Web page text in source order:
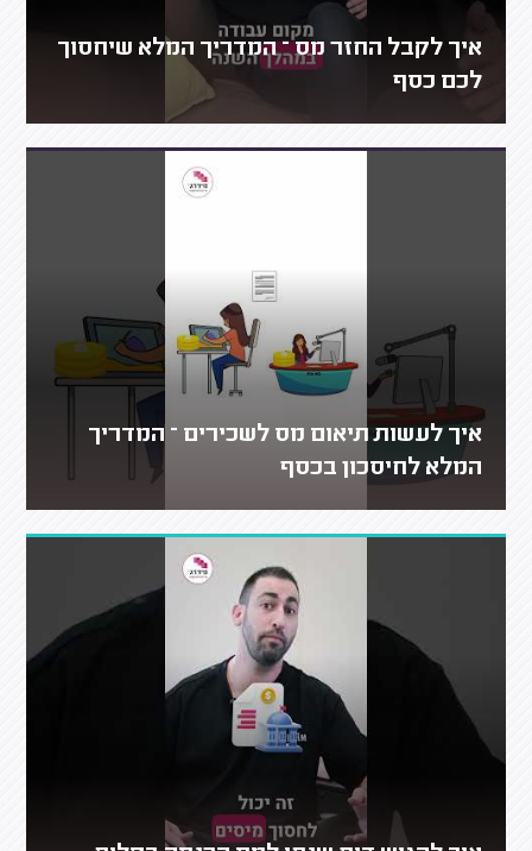
איך לקבל החזר מס – המדריך המלא שיחסוך
לכם כסף
איך לעשות תיאום מס לשכירים – המדריך
המלא לחיסכון בכסף